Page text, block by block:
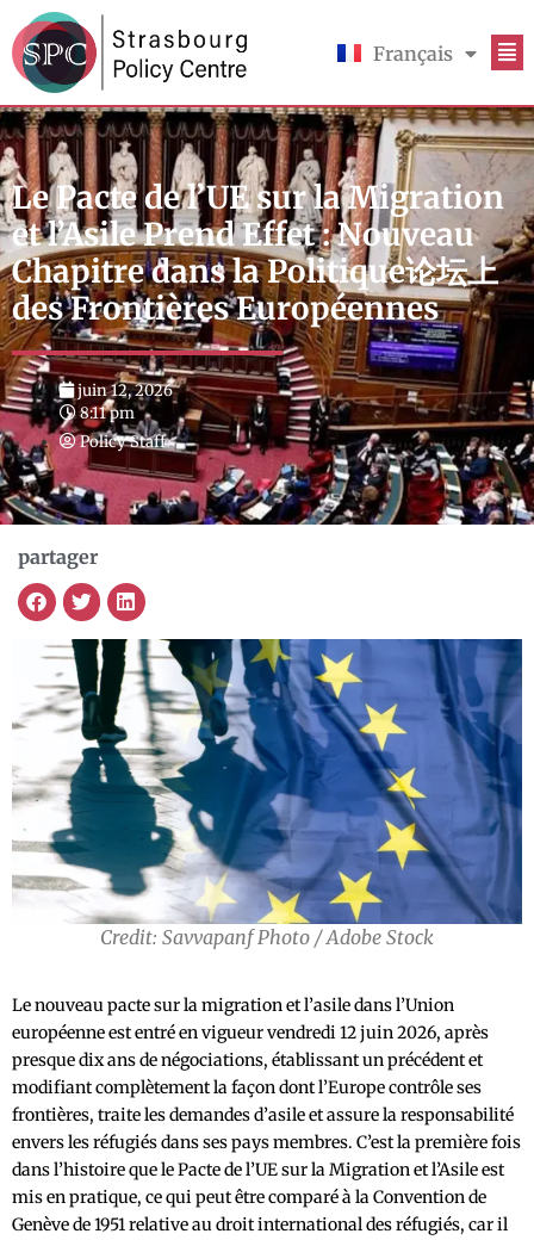
Français
English
Le Pacte de l’UE sur la Migration
et l’Asile Prend Effet : Nouveau
Chapitre dans la Politique论坛上
des Frontières Européennes
juin 12, 2026
8:11 pm
Policy Staff
partager
Credit: Savvapanf Photo / Adobe Stock
Le nouveau pacte sur la migration et l’asile dans l’Union
européenne est entré en vigueur vendredi 12 juin 2026, après
presque dix ans de négociations, établissant un précédent et
modifiant complètement la façon dont l’Europe contrôle ses
frontières, traite les demandes d’asile et assure la responsabilité
envers les réfugiés dans ses pays membres. C’est la première fois
dans l’histoire que le Pacte de l’UE sur la Migration et l’Asile est
mis en pratique, ce qui peut être comparé à la Convention de
Genève de 1951 relative au droit international des réfugiés, car il